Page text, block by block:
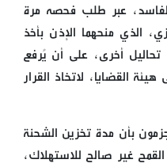
عبر طلب فحصه مرة
الذي منحهما الإذن بأخذ
أخرى، على أن يُرفع
القضايا، لاتخاذ القرار
بأن مدة تخزين الشحنة
غير صالح للاستهلاك،